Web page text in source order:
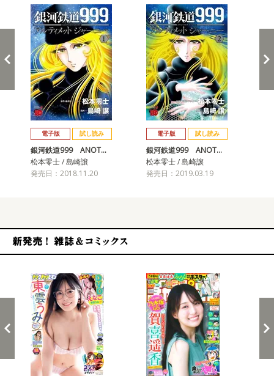
電子版 試し読み
銀河鉄道999 ANOT…
松本零士 / 島崎譲
発売日：2018.11.20
電子版 試し読み
銀河鉄道999 ANOT…
松本零士 / 島崎譲
発売日：2019.03.19